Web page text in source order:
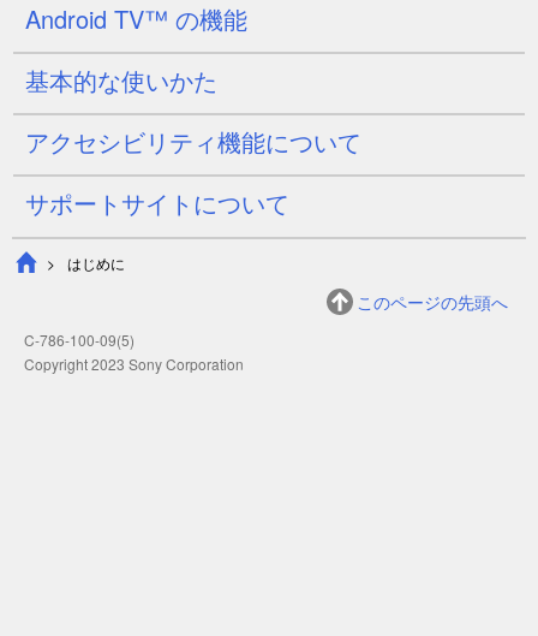
Android TV™ の機能
基本的な使いかた
アクセシビリティ機能について
サポートサイトについて
はじめに
このページの先頭へ
C-786-100-09(5)
Copyright 2023 Sony Corporation